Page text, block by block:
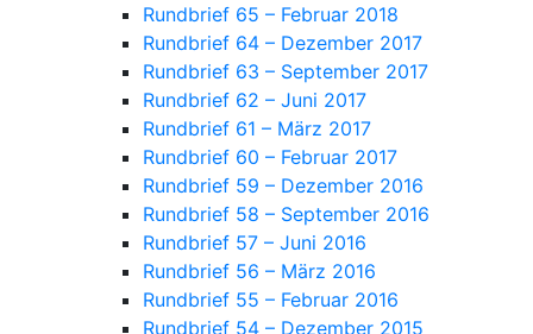
Rundbrief 65 – Februar 2018
Rundbrief 64 – Dezember 2017
Rundbrief 63 – September 2017
Rundbrief 62 – Juni 2017
Rundbrief 61 – März 2017
Rundbrief 60 – Februar 2017
Rundbrief 59 – Dezember 2016
Rundbrief 58 – September 2016
Rundbrief 57 – Juni 2016
Rundbrief 56 – März 2016
Rundbrief 55 – Februar 2016
Rundbrief 54 – Dezember 2015